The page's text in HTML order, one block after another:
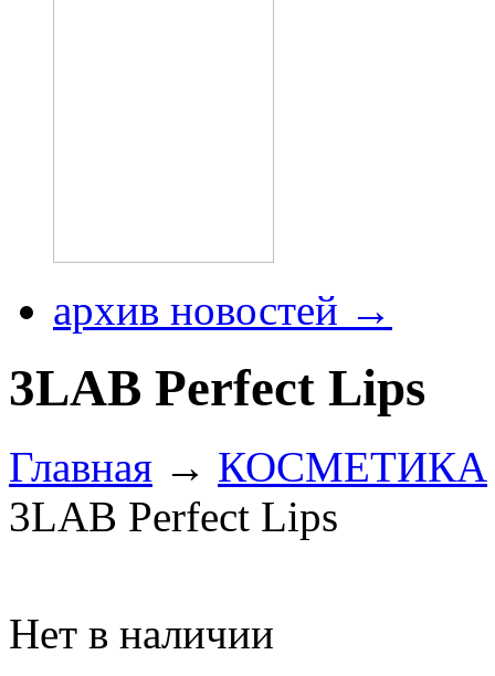
архив новостей →
3LAB Perfect Lips
Главная → КОСМЕТИКА
3LAB Perfect Lips
Нет в наличии